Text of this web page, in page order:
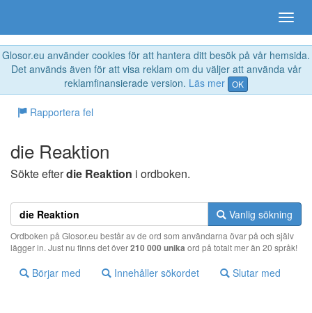
Glosor.eu använder cookies för att hantera ditt besök på vår hemsida.
Det används även för att visa reklam om du väljer att använda vår
reklamfinansierade version. Läs mer OK
Rapportera fel
die Reaktion
Sökte efterdie Reaktion i ordboken.
Vanlig sökning
Ordboken på Glosor.eu består av de ord som användarna övar på och själv
lägger in. Just nu finns det över210 000 unika ord på totalt mer än 20 språk!
Börjar med Innehåller sökordet Slutar med